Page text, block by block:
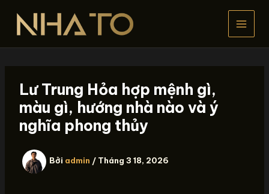
dung
Lư Trung Hỏa hợp mệnh gì,
màu gì, hướng nhà nào và ý
nghĩa phong thủy
Bởi admin / Tháng 3 18, 2026